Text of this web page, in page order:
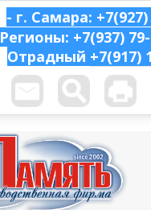
- г. Самара: +7(927)
Регионы: +7(937)
Отрадный +7(917)